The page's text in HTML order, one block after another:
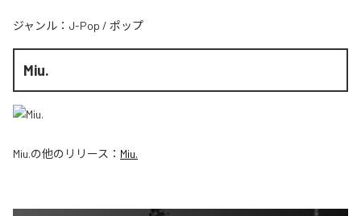
ジャンル： J-Pop / ポップ
Miu.
Miu.の他のリリース： Miu.